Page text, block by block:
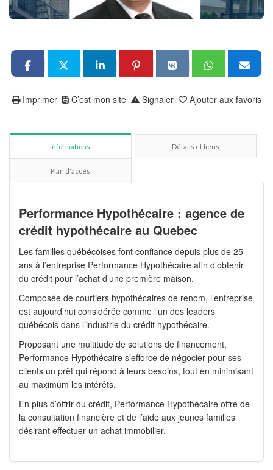
Ajouter aux favoris
Signaler
C’est mon site
Imprimer
Informations Détails et liens
Plan d'accès
Performance Hypothécaire : agence de
crédit hypothécaire au Quebec
Les familles québécoises font confiance depuis plus de 25
ans à l’entreprise Performance Hypothécaire afin d’obtenir
du crédit pour l’achat d’une première maison.
Composée de courtiers hypothécaires de renom, l’entreprise
est aujourd’hui considérée comme l’un des leaders
québécois dans l’industrie du crédit hypothécaire.
Proposant une multitude de solutions de financement,
Performance Hypothécaire s’efforce de négocier pour ses
clients un prêt qui répond à leurs besoins, tout en minimisant
au maximum les intérêts.
En plus d’offrir du crédit, Performance Hypothécaire offre de
la consultation financière et de l’aide aux jeunes familles
désirant effectuer un achat immobilier.